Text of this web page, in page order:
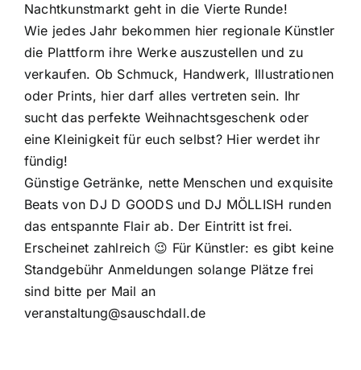
Nachtkunstmarkt geht in die Vierte Runde!
Wie jedes Jahr bekommen hier regionale Künstler
die Plattform ihre Werke auszustellen und zu
verkaufen. Ob Schmuck, Handwerk, Illustrationen
oder Prints, hier darf alles vertreten sein. Ihr
sucht das perfekte Weihnachtsgeschenk oder
eine Kleinigkeit für euch selbst? Hier werdet ihr
fündig!
Günstige Getränke, nette Menschen und exquisite
Beats von DJ D GOODS und DJ MÖLLISH runden
das entspannte Flair ab. Der Eintritt ist frei.
Erscheinet zahlreich 😉 Für Künstler: es gibt keine
Standgebühr Anmeldungen solange Plätze frei
sind bitte per Mail an
veranstaltung@sauschdall.de